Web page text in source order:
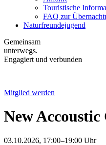
Touristische
FAQ zur
Naturfreundejugend
Gemeinsam
unterwegs.
Engagiert und verbunden
Mitglied werden
New
03.10.2026, 17:00–19:00 Uhr